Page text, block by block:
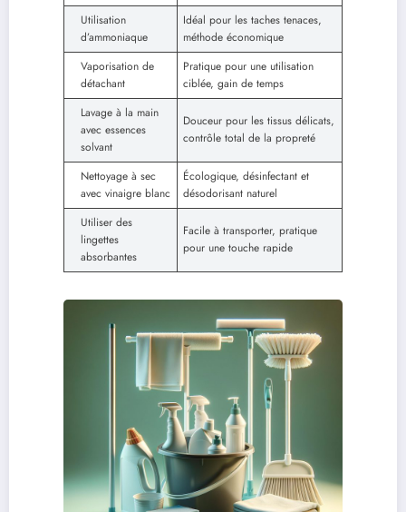
Utilisation
d’ammoniaque
Idéal pour les taches tenaces,
méthode économique
Vaporisation de
détachant
Pratique pour une utilisation
ciblée, gain de temps
Lavage à la main
avec essences
solvant
Douceur pour les tissus délicats,
contrôle total de la propreté
Nettoyage à sec
avec vinaigre blanc
Écologique, désinfectant et
désodorisant naturel
Utiliser des
lingettes
absorbantes
Facile à transporter, pratique
pour une touche rapide